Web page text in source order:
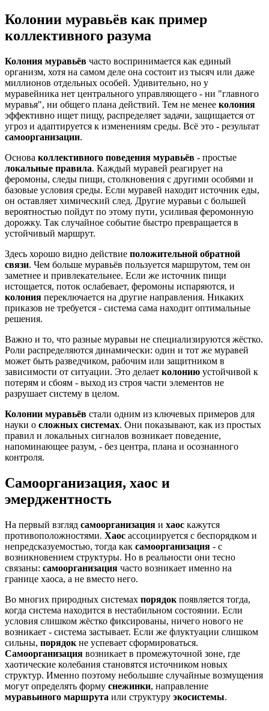
Колонии муравьёв как пример
коллективного разума
Колония муравьёв часто воспринимается как единый
организм, хотя на самом деле она состоит из тысяч или даже
миллионов отдельных особей. Удивительно, но у
муравейника нет центрального управляющего - ни "главного
муравья", ни общего плана действий. Тем не менее колония
эффективно ищет пищу, распределяет задачи, защищается от
угроз и адаптируется к изменениям среды. Всё это - результат
самоорганизации.
Основа коллективного поведения муравьёв - простые
локальные правила. Каждый муравей реагирует на
феромоны, следы пищи, столкновения с другими особями и
базовые условия среды. Если муравей находит источник еды,
он оставляет химический след. Другие муравьи с большей
вероятностью пойдут по этому пути, усиливая феромонную
дорожку. Так случайное событие быстро превращается в
устойчивый маршрут.
Здесь хорошо видно действие положительной обратной
связи. Чем больше муравьёв пользуется маршрутом, тем он
заметнее и привлекательнее. Если же источник пищи
истощается, поток ослабевает, феромоны испаряются, и
колония переключается на другие направления. Никаких
приказов не требуется - система сама находит оптимальные
решения.
Важно и то, что разные муравьи не специализируются жёстко.
Роли распределяются динамически: один и тот же муравей
может быть разведчиком, рабочим или защитником в
зависимости от ситуации. Это делает колонию устойчивой к
потерям и сбоям - выход из строя части элементов не
разрушает систему в целом.
Колонии муравьёв стали одним из ключевых примеров для
науки о сложных системах. Они показывают, как из простых
правил и локальных сигналов возникает поведение,
напоминающее разум, - без центра, плана и осознанного
контроля.
Самоорганизация, хаос и
эмерджентность
На первый взгляд самоорганизация и хаос кажутся
противоположностями. Хаос ассоциируется с беспорядком и
непредсказуемостью, тогда как самоорганизация - с
возникновением структуры. Но в реальности они тесно
связаны: самоорганизация часто возникает именно на
границе хаоса, а не вместо него.
Во многих природных системах порядок появляется тогда,
когда система находится в нестабильном состоянии. Если
условия слишком жёстко фиксированы, ничего нового не
возникает - система застывает. Если же флуктуации слишком
сильны, порядок не успевает сформироваться.
Самоорганизация возникает в промежуточной зоне, где
хаотические колебания становятся источником новых
структур. Именно поэтому небольшие случайные возмущения
могут определять форму снежинки, направление
муравьиного маршрута или структуру экосистемы.